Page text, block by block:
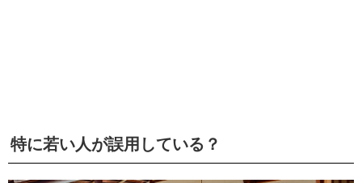
特に若い人が誤用している？